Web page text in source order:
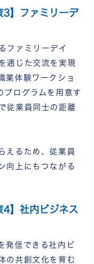
3】ファミリーデ
ファミリーデイ
通じた交流を実現
業体験ワークショ
プログラムを用意す
従業員同士の距離
えるため、従業員
向上にもつながる
4】社内ビジネス
発信できる社内ビ
の共創文化を育む